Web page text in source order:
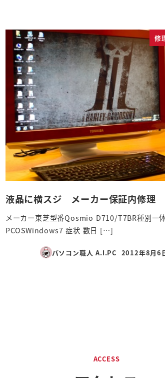
修
液晶に横スジ メーカー保証内修理
メーカー東芝型番Qosmio D710/T7BR種別一
PCOSWindows7 症状 数日 […]
パソコン職人 A.I.PC
投稿日
2012年8月6
ACCESS